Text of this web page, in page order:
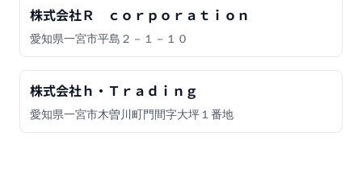
株式会社Ｒ ｃｏｒｐｏｒａｔｉｏｎ
愛知県一宮市平島２－１－１０
株式会社ｈ・Ｔｒａｄｉｎｇ
愛知県一宮市木曽川町門間字大坪１番地